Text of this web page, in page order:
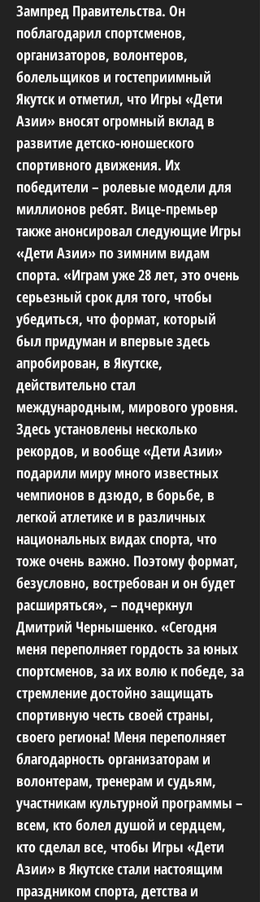
Зампред Правительства. Он
поблагодарил спортсменов,
организаторов, волонтеров,
болельщиков и гостеприимный
Якутск и отметил, что Игры «Дети
Азии» вносят огромный вклад в
развитие детско-юношеского
спортивного движения. Их
победители – ролевые модели для
миллионов ребят. Вице-премьер
также анонсировал следующие Игры
«Дети Азии» по зимним видам
спорта. «Играм уже 28 лет, это очень
серьезный срок для того, чтобы
убедиться, что формат, который
был придуман и впервые здесь
апробирован, в Якутске,
действительно стал
международным, мирового уровня.
Здесь установлены несколько
рекордов, и вообще «Дети Азии»
подарили миру много известных
чемпионов в дзюдо, в борьбе, в
легкой атлетике и в различных
национальных видах спорта, что
тоже очень важно. Поэтому формат,
безусловно, востребован и он будет
расширяться», – подчеркнул
Дмитрий Чернышенко. «Сегодня
меня переполняет гордость за юных
спортсменов, за их волю к победе, за
стремление достойно защищать
спортивную честь своей страны,
своего региона! Меня переполняет
благодарность организаторам и
волонтерам, тренерам и судьям,
участникам культурной программы –
всем, кто болел душой и сердцем,
кто сделал все, чтобы Игры «Дети
Азии» в Якутске стали настоящим
праздником спорта, детства и